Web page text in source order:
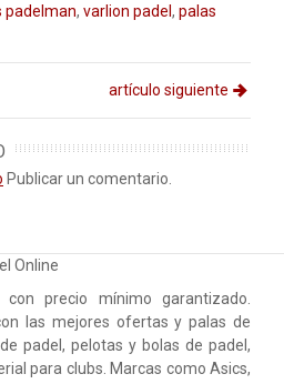
padelman, varlion padel, palas
artículo siguiente
Publicar un comentario.
Online
precio mínimo garantizado.
las mejores ofertas y palas de
padel, pelotas y bolas de padel,
para clubs. Marcas como Asics,